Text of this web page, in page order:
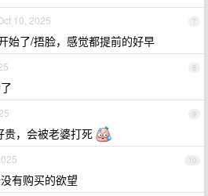
7
10, 2025
始了/捂脸，感觉都提前的好早
8
9
，会被老婆打死
10
有购买的欲望